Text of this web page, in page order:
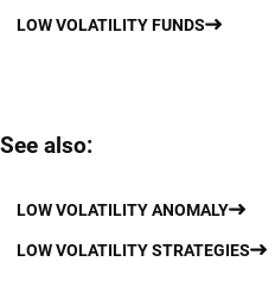
LOW VOLATILITY FUNDS
See also:
LOW VOLATILITY ANOMALY
LOW VOLATILITY STRATEGIES